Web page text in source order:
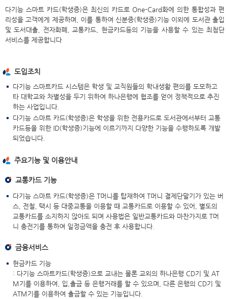
다기능 스마트 카드(학생증)은 최신의 카드로 One-Card화에 의한 통합성과 편
리성을 고객에게 제공하며, 이를 통하여 신분증(학생증)기능 이외에 도서관 출입
및 도서대출, 전자화폐, 교통카드, 현금카드등의 기능을 사용할 수 있는 최첨단
서비스를 제공합니다
도입조치
다기능 스마트카드 시스템은 학생 및 교직원들의 학내생활 편의를 도모하고
타 대학교와 차별성을 두기 위하여 하나은행에 협조를 얻어 정책적으로 추진
하는 사업입니다.
다기능 스마트 카드(학생증)은 학생을 위한 전용카드로 도서관에서부터 교통
카드등을 위한 ID(학생증)기능에 이르기까지 다양한 기능을 수행하도록 개발
되었습니다.
주요기능 및 이용안내
교통카드 기능
다기능 스마트 카드(학생증)은 T머니를 탑재하여 T머니 결제단말기가 있는 버
스, 전철, 택시 등 대중교통을 이용할 때 교통카드로 이용할 수 있어, 별도의
교통카드를 소지하지 않아도 되며 사용법은 일반교통카드와 마찬가지로 T머
니 충전기를 통하여 일정금액을 충전 후 사용합니다.
금융서비스
현금카드 기능
: 다기능 스마트카드(학생증)으로 교내는 물론 교외의 하나은행 CD기 및 AT
M기를 이용하여, 입,출금 등 은행거래를 할 수 있으며, 다른 은행의 CD기 및
ATM기를 이용하여 출금할 수 있는 기능입니다.